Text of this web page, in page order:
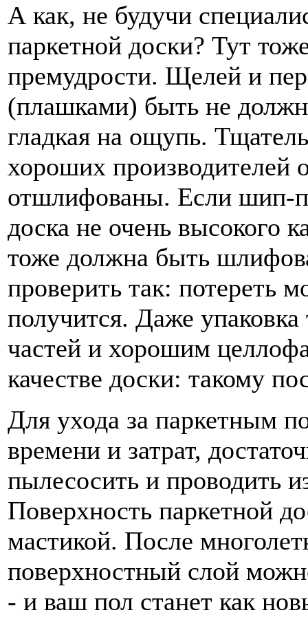
А как, не будучи
паркетной доски? Тут
премудрости. Щелей и
(плашками) быть не
гладкая на ощупь.
хороших производителей
отшлифованы. Если шип-
доска не очень высокого
тоже должна быть
проверить так: потереть
получится. Даже
частей и хорошим
качестве доски: такому
Для ухода за паркетным
времени и затрат,
пылесосить и проводить
Поверхность паркетной
мастикой. После
поверхностный слой
- и ваш пол станет как